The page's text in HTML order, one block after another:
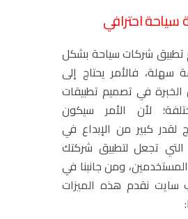
احترافي
تطبيق شركات سياحة بشكل
سهلة، فالأمر يحتاج إلى
في تصميم تطبيقات
لأن الأمر سيكون
لقدر كبير من الإبداع في
التي تجعل لتطبيق شركتك
ومن جانبنا في
سايت نقدم هذه الميزات